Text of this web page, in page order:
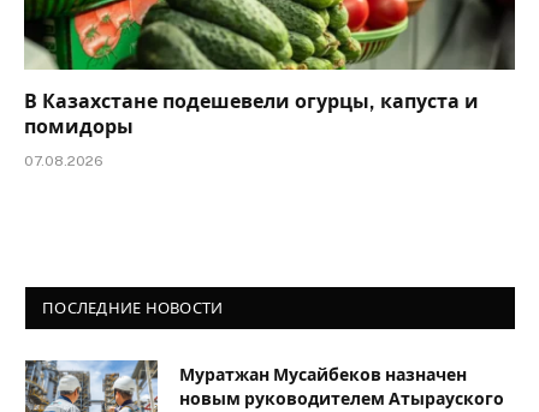
В Казахстане подешевели огурцы, капуста и
помидоры
07.08.2026
ПОСЛЕДНИЕ НОВОСТИ
Муратжан Мусайбеков назначен
новым руководителем Атырауского